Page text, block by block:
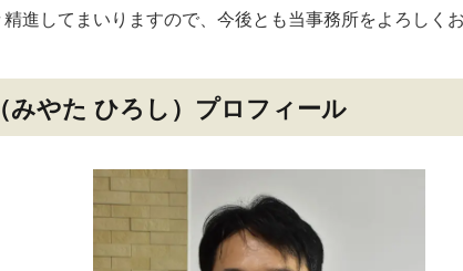
進してまいりますので、今後とも当事務所をよろしく
みやた ひろし）プロフィール